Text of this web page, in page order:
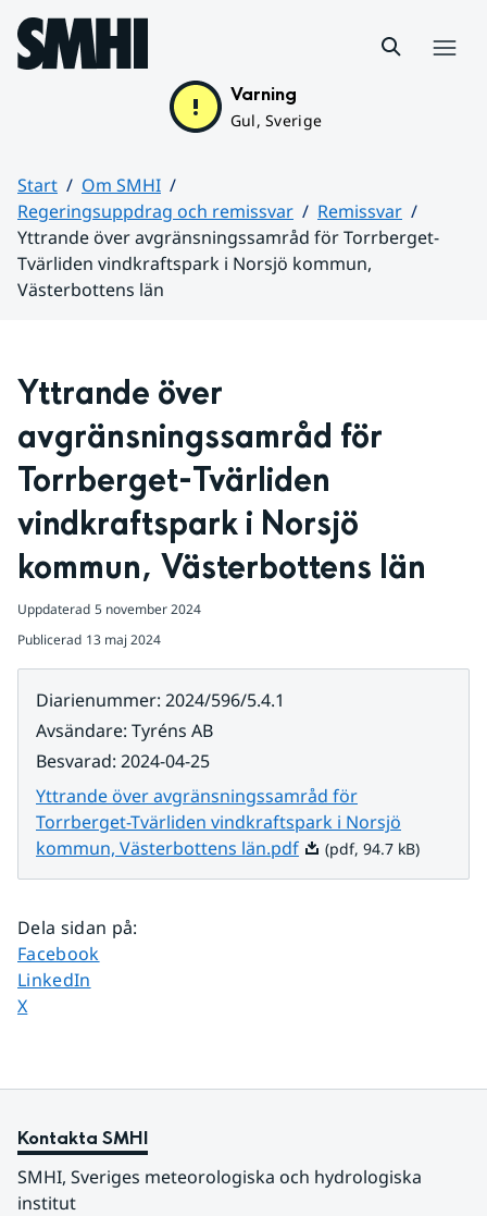
Hoppa till sidans innehåll
Varning
Gul, Sverige
Start
Om SMHI
Regeringsuppdrag och remissvar
Remissvar
Yttrande över avgränsningssamråd för Torrberget-
Tvärliden vindkraftspark i Norsjö kommun,
Västerbottens län
Yttrande över
avgränsningssamråd för
Torrberget-Tvärliden
vindkraftspark i Norsjö
kommun, Västerbottens län
Uppdaterad 5 november 2024
Publicerad 13 maj 2024
Diarienummer: 2024/596/5.4.1
Avsändare: Tyréns AB
Besvarad: 2024-04-25
Yttrande över avgränsningssamråd för
Torrberget-Tvärliden vindkraftspark i Norsjö
kommun, Västerbottens län.pdfPdf, 94.7 kB.
(pdf, 94.7 kB)
Dela sidan på:
Dela sidan på
Facebook
Dela sidan på
LinkedIn
Dela sidan på
X
Kontakta SMHI
SMHI, Sveriges meteorologiska och hydrologiska
institut